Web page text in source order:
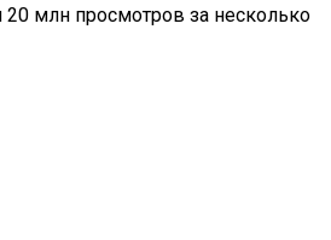
млн просмотров за несколько